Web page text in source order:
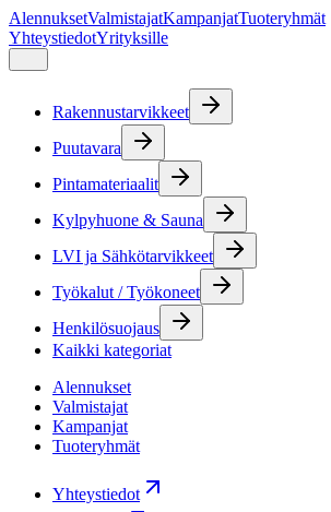
AlennuksetValmistajatKampanjatTuoteryhmät
YhteystiedotYrityksille
Rakennustarvikkeet
Puutavara
Pintamateriaalit
Kylpyhuone & Sauna
LVI ja Sähkötarvikkeet
Työkalut / Työkoneet
Henkilösuojaus
Kaikki kategoriat
Alennukset
Valmistajat
Kampanjat
Tuoteryhmät
Yhteystiedot